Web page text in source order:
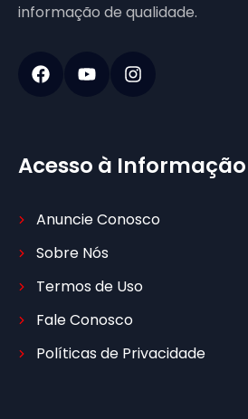
informação de qualidade.
Acesso à Informação
Anuncie Conosco
Sobre Nós
Termos de Uso
Fale Conosco
Políticas de Privacidade